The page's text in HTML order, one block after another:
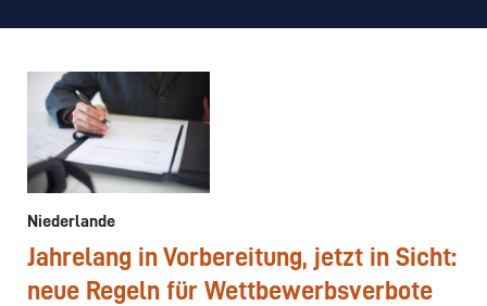
Niederlande
Jahrelang in Vorbereitung, jetzt in Sicht:
neue Regeln für Wettbewerbsverbote